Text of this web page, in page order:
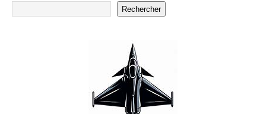
Rechercher